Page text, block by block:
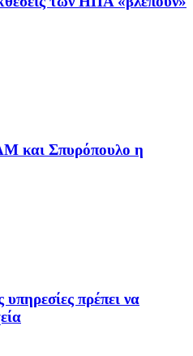
και Σπυρόπουλο η
πρέπει να